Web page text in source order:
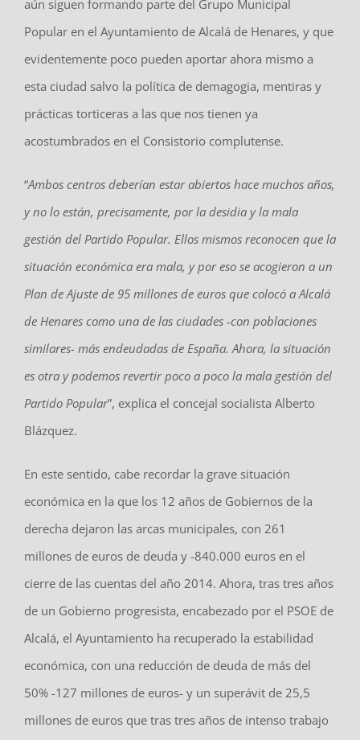
aún siguen formando parte del Grupo Municipal
Popular en el Ayuntamiento de Alcalá de Henares, y que
evidentemente poco pueden aportar ahora mismo a
esta ciudad salvo la política de demagogia, mentiras y
prácticas torticeras a las que nos tienen ya
acostumbrados en el Consistorio complutense.
“Ambos centros deberían estar abiertos hace muchos años,
y no lo están, precisamente, por la desidia y la mala
gestión del Partido Popular. Ellos mismos reconocen que la
situación económica era mala, y por eso se acogieron a un
Plan de Ajuste de 95 millones de euros que colocó a Alcalá
de Henares como una de las ciudades -con poblaciones
similares- más endeudadas de España. Ahora, la situación
es otra y podemos revertir poco a poco la mala gestión del
Partido Popular”, explica el concejal socialista Alberto
Blázquez.
En este sentido, cabe recordar la grave situación
económica en la que los 12 años de Gobiernos de la
derecha dejaron las arcas municipales, con 261
millones de euros de deuda y -840.000 euros en el
cierre de las cuentas del año 2014. Ahora, tras tres años
de un Gobierno progresista, encabezado por el PSOE de
Alcalá, el Ayuntamiento ha recuperado la estabilidad
económica, con una reducción de deuda de más del
50% -127 millones de euros- y un superávit de 25,5
millones de euros que tras tres años de intenso trabajo